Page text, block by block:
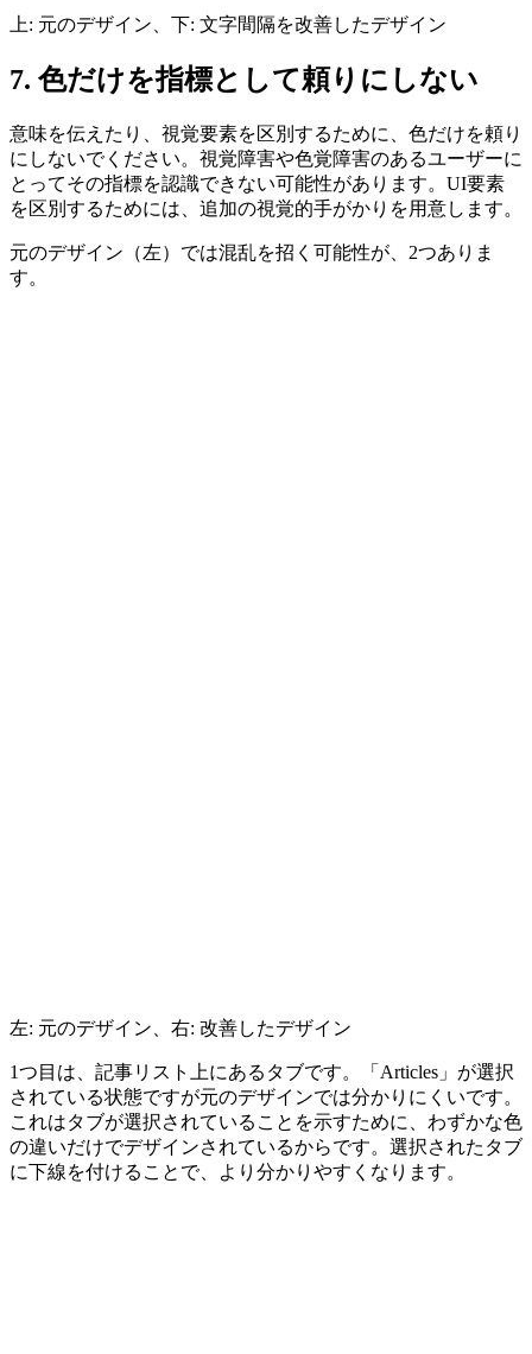
上: 元のデザイン、下: 文字間隔を改善したデザイン
7. 色だけを指標として頼りにしない
意味を伝えたり、視覚要素を区別するために、色だけを頼り
にしないでください。視覚障害や色覚障害のあるユーザーに
とってその指標を認識できない可能性があります。UI要素
を区別するためには、追加の視覚的手がかりを用意します。
元のデザイン（左）では混乱を招く可能性が、2つありま
す。
左: 元のデザイン、右: 改善したデザイン
1つ目は、記事リスト上にあるタブです。「Articles」が選択
されている状態ですが元のデザインでは分かりにくいです。
これはタブが選択されていることを示すために、わずかな色
の違いだけでデザインされているからです。選択されたタブ
に下線を付けることで、より分かりやすくなります。